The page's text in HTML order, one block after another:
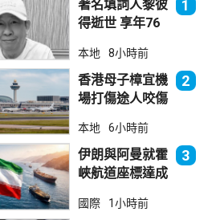
著名填詞人黎彼
得逝世 享年76
1
本地 8小時前
香港母子樟宜機
場打傷途人咬傷
法院判囚
2
本地 6小時前
伊朗與阿曼就霍
峽航道座標達成
部分途經伊朗領
3
國際 1小時前